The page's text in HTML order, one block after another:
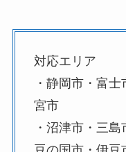
対応エリア
・静岡市・富
宮市
・沼津市・三